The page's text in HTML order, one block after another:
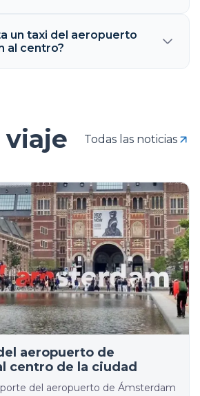
un taxi del aeropuerto
al centro?
viaje Todas las noticias
aeropuerto de
centro de la ciudad
del aeropuerto de Ámsterdam